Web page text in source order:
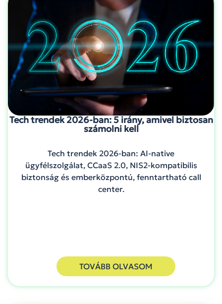
Tech trendek 2026-ban: 5 irány, amivel biztosan
számolni kell
Tech trendek 2026-ban: AI-native
ügyfélszolgálat, CCaaS 2.0, NIS2-kompatibilis
biztonság és emberközpontú, fenntartható call
center.
TOVÁBB OLVASOM